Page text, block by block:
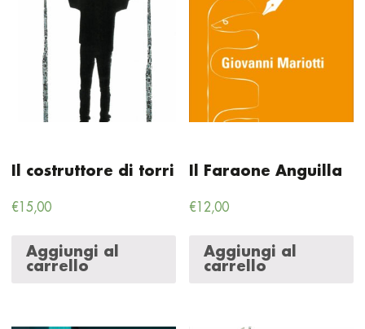
Il costruttore di torri
€15,00
Aggiungi al
carrello
Il Faraone Anguilla
€12,00
Aggiungi al
carrello